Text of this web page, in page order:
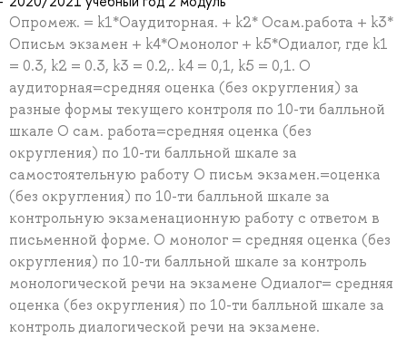
Опромеж. = k1*Оаудиторная. + k2* Осам.работа + k3*
Описьм экзамен + k4*Омонолог + k5*Одиалог, где k1
= 0.3, k2 = 0.3, k3 = 0.2,. k4 = 0,1, k5 = 0,1. О
аудиторная=cредняя оценка (без округления) за
разные формы текущего контроля по 10-ти балльной
шкале О сам. работа=средняя оценка (без
округления) по 10-ти балльной шкале за
самостоятельную работу О письм экзамен.=оценка
(без округления) по 10-ти балльной шкале за
контрольную экзаменационную работу с ответом в
письменной форме. О монолог = средняя оценка (без
округления) по 10-ти балльной шкале за контроль
монологической речи на экзамене Одиалог= средняя
оценка (без округления) по 10-ти балльной шкале за
контроль диалогической речи на экзамене.